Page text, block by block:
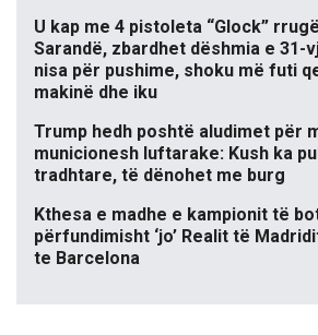
U kap me 4 pistoleta “Glock”
Sarandë, zbardhet dëshmia e 31-
nisa për pushime, shoku më futi
makinë dhe iku
Trump hedh poshtë aludimet për
municionesh luftarake: Kush ka
tradhtare, të dënohet me burg
Kthesa e madhe e kampionit të
përfundimisht ‘jo’ Realit të
te Barcelona